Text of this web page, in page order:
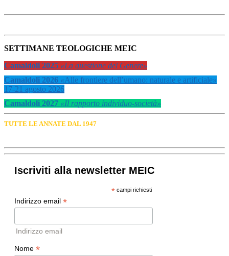
SETTIMANE TEOLOGICHE MEIC
Camaldoli 2025 «La questione del Genere»
Camaldoli 2026 «Alle frontiere dell’umano: naturale e artificiale»
17-21 agosto 2026
Camaldoli 2027 «Il rapporto individuo-società»
TUTTE LE ANNATE DAL 1947
Iscriviti alla newsletter MEIC
*campi richiesti
Indirizzo email *
Indirizzo email
Nome *